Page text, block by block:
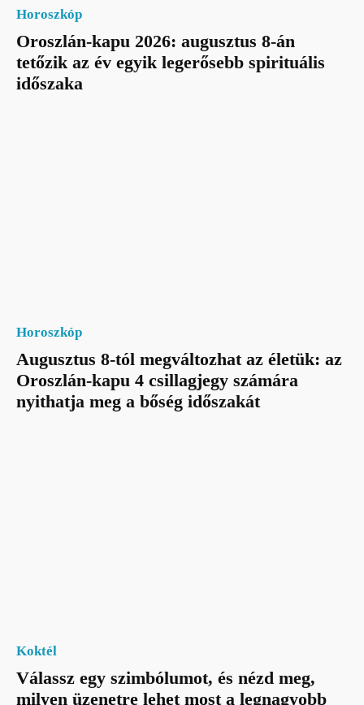
Horoszkóp
Oroszlán-kapu 2026: augusztus 8-án
tetőzik az év egyik legerősebb spirituális
időszaka
Horoszkóp
Augusztus 8-tól megváltozhat az életük: az
Oroszlán-kapu 4 csillagjegy számára
nyithatja meg a bőség időszakát
Koktél
Válassz egy szimbólumot, és nézd meg,
milyen üzenetre lehet most a legnagyobb